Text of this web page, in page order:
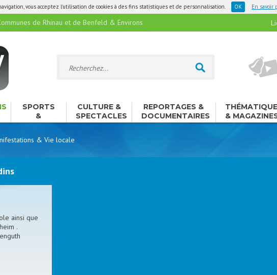
vous acceptez l'utilisation de cookies à des fins statistiques et de personnalisation. En savoir
de Rhinau et de Benfeld & Environs
SPORTS
&
LOISIRS
CULTURE &
SPECTACLES
REPORTAGES &
DOCUMENTAIRES
&
& Vie locale
ainsi que
.